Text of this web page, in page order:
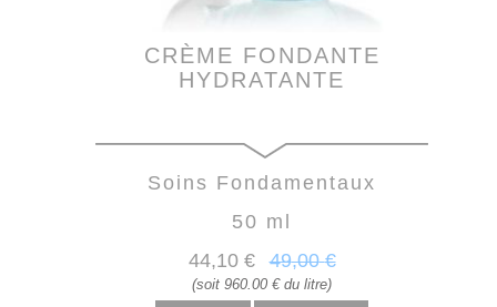
CRÈME FONDANTE
HYDRATANTE
Soins Fondamentaux
50 ml
44,10 € 49,00 €
(soit 960.00 € du litre)